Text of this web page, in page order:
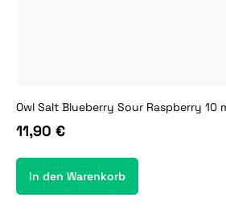
Owl Salt Blueberry Sour Raspberry 10
11,90 €
In den Warenkorb